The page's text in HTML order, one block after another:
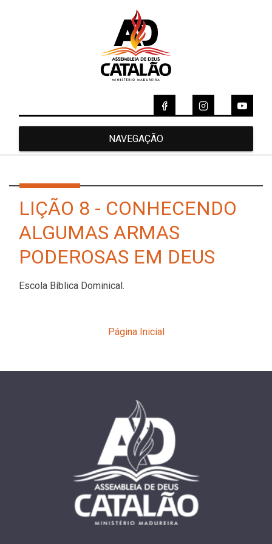
NAVEGAÇÃO
LIÇÃO 8 - CONHECENDO
ALGUMAS ARMAS
PODEROSAS EM DEUS
Escola Bíblica Dominical.
Página Inicial